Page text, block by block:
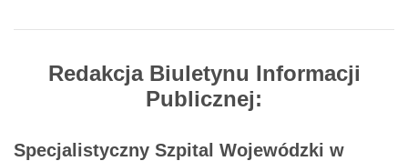
Redakcja Biuletynu Informacji
Publicznej:
Specjalistyczny Szpital Wojewódzki w